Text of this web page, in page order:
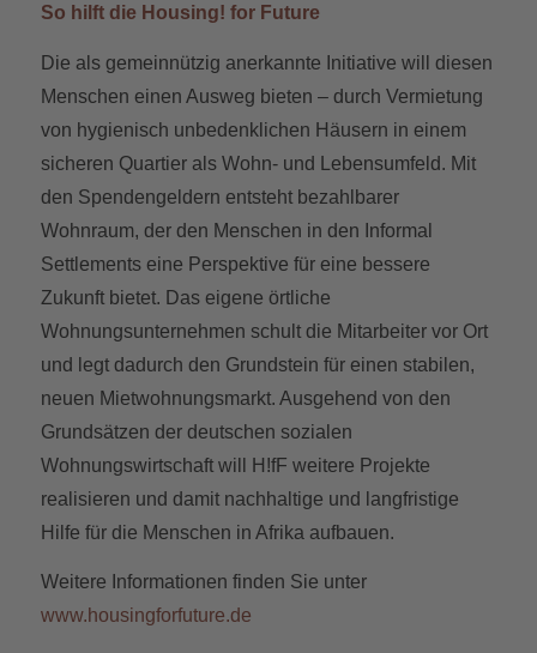
So hilft die Housing! for Future
Die als gemeinnützig anerkannte Initiative will diesen
Menschen einen Ausweg bieten – durch Vermietung
von hygienisch unbedenklichen Häusern in einem
sicheren Quartier als Wohn- und Lebensumfeld. Mit
den Spendengeldern entsteht bezahlbarer
Wohnraum, der den Menschen in den Informal
Settlements eine Perspektive für eine bessere
Zukunft bietet. Das eigene örtliche
Wohnungsunternehmen schult die Mitarbeiter vor Ort
und legt dadurch den Grundstein für einen stabilen,
neuen Mietwohnungsmarkt. Ausgehend von den
Grundsätzen der deutschen sozialen
Wohnungswirtschaft will H!fF weitere Projekte
realisieren und damit nachhaltige und langfristige
Hilfe für die Menschen in Afrika aufbauen.
Weitere Informationen finden Sie unter
www.housingforfuture.de